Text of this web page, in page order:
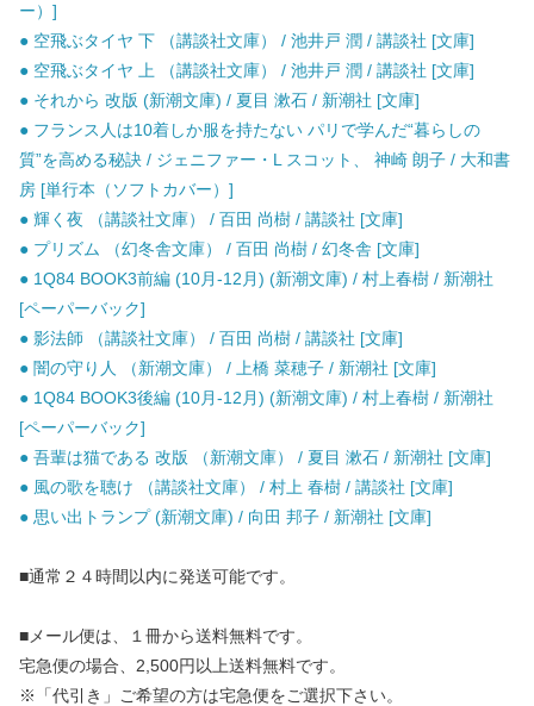
ー）]
● 空飛ぶタイヤ 下 （講談社文庫） / 池井戸 潤 / 講談社 [文庫]
● 空飛ぶタイヤ 上 （講談社文庫） / 池井戸 潤 / 講談社 [文庫]
● それから 改版 (新潮文庫) / 夏目 漱石 / 新潮社 [文庫]
● フランス人は10着しか服を持たない パリで学んだ“暮らしの
質”を高める秘訣 / ジェニファー・L スコット、 神崎 朗子 / 大和書
房 [単行本（ソフトカバー）]
● 輝く夜 （講談社文庫） / 百田 尚樹 / 講談社 [文庫]
● プリズム （幻冬舎文庫） / 百田 尚樹 / 幻冬舎 [文庫]
● 1Q84 BOOK3前編 (10月-12月) (新潮文庫) / 村上春樹 / 新潮社
[ペーパーバック]
● 影法師 （講談社文庫） / 百田 尚樹 / 講談社 [文庫]
● 闇の守り人 （新潮文庫） / 上橋 菜穂子 / 新潮社 [文庫]
● 1Q84 BOOK3後編 (10月-12月) (新潮文庫) / 村上春樹 / 新潮社
[ペーパーバック]
● 吾輩は猫である 改版 （新潮文庫） / 夏目 漱石 / 新潮社 [文庫]
● 風の歌を聴け （講談社文庫） / 村上 春樹 / 講談社 [文庫]
● 思い出トランプ (新潮文庫) / 向田 邦子 / 新潮社 [文庫]
■通常２４時間以内に発送可能です。
■メール便は、１冊から送料無料です。
宅急便の場合、2,500円以上送料無料です。
※「代引き」ご希望の方は宅急便をご選択下さい。